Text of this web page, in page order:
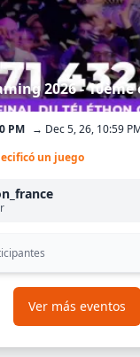
2026 -
PM → Dec 5, 26, 10:59
un juego
Ver más eventos